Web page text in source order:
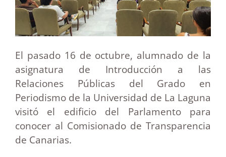
El pasado 16 de octubre, alumnado de la
asignatura de Introducción a las
Relaciones Públicas del Grado en
Periodismo de la Universidad de La Laguna
visitó el edificio del Parlamento para
conocer al Comisionado de Transparencia
de Canarias.